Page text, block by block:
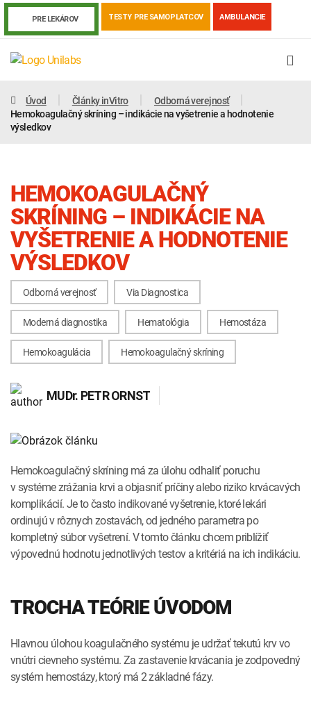
PRE LEKÁROV TESTY PRE SAMOPLATCOV AMBULANCIE
Genetika Covid-19
Výsledky vyšetrení Kortizol Odberová príručka
INTOLERANCIA POTRAVÍN Lymská borelióza
Human papillomavirus (HPV)
Úvod Články inVitro
Odborná verejnosť
Hemokoagulačný skríning – indikácie na vyšetrenie a hodnotenie
výsledkov
HEMOKOAGULAČNÝ
SKRÍNING – INDIKÁCIE NA
VYŠETRENIE A HODNOTENIE
VÝSLEDKOV
Odborná verejnosť Via Diagnostica
Moderná diagnostika Hematológia Hemostáza
Hemokoagulácia Hemokoagulačný skríning
MUDr. PETR ORNST
Hemokoagulačný skríning má za úlohu odhaliť poruchu
v systéme zrážania krvi a objasniť príčiny alebo riziko krvácavých
komplikácií. Je to často indikované vyšetrenie, ktoré lekári
ordinujú v rôznych zostavách, od jedného parametra po
kompletný súbor vyšetrení. V tomto článku chcem priblížiť
výpovednú hodnotu jednotlivých testov a kritériá na ich indikáciu.
TROCHA TEÓRIE ÚVODOM
Hlavnou úlohou koagulačného systému je udržať tekutú krv vo
vnútri cievneho systému. Za zastavenie krvácania je zodpovedný
systém hemostázy, ktorý má 2 základné fázy.